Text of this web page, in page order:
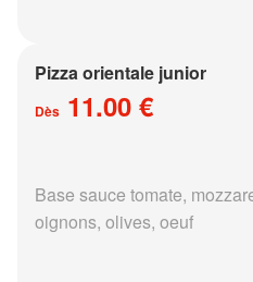
Pizza orientale junior
Dès 11.00 €
Base sauce tomate,
oignons, olives, oeuf